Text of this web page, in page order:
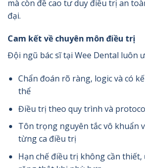
mà còn đề cao tư duy điều trị an
đại.
Cam kết về chuyên môn điều trị
Đội ngũ bác sĩ tại Wee Dental luôn
Chẩn đoán rõ ràng, logic và có
thể
Điều trị theo quy trình và
Tôn trọng nguyên tắc vô khuẩn
từng ca điều trị
Hạn chế điều trị không cần